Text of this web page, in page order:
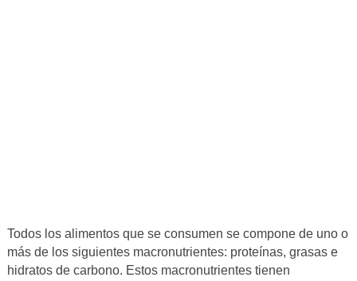
Todos los alimentos que se consumen se compone de uno o
más de los siguientes macronutrientes: proteínas, grasas e
hidratos de carbono. Estos macronutrientes tienen